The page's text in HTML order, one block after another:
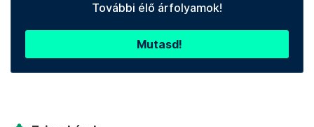
További élő árfolyamok!
Mutasd!